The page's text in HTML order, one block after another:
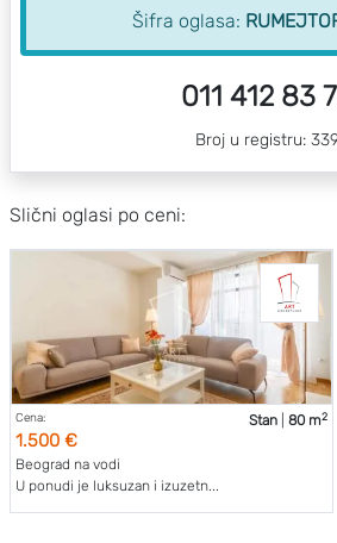
Šifra oglasa:
011 412 83
Broj u registru:
Slični oglasi po ceni:
Cena:
1.500 €
Stan 80 m2
Beograd na vodi
U ponudi je luksuzan i izuzetn...